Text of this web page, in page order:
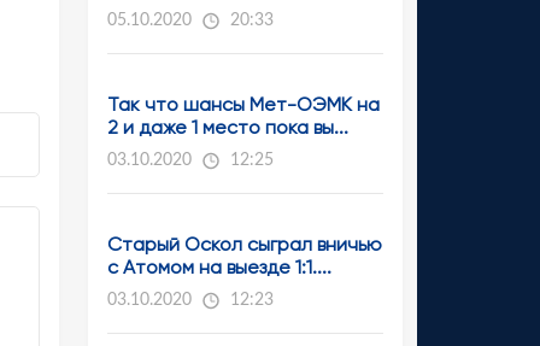
05.10.2020 20:33
Так что шансы Мет-ОЭМК на
2 и даже 1 место пока вы...
03.10.2020 12:25
Старый Оскол сыграл вничью
с Атомом на выезде 1:1....
03.10.2020 12:23